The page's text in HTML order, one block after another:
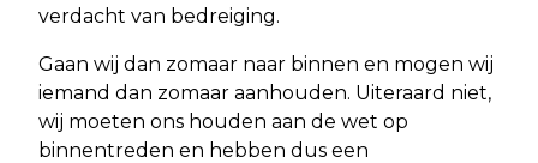
verdacht van bedreiging.
Gaan wij dan zomaar naar binnen en mogen wij
iemand dan zomaar aanhouden. Uiteraard niet,
wij moeten ons houden aan de wet op
binnentreden en hebben dus een